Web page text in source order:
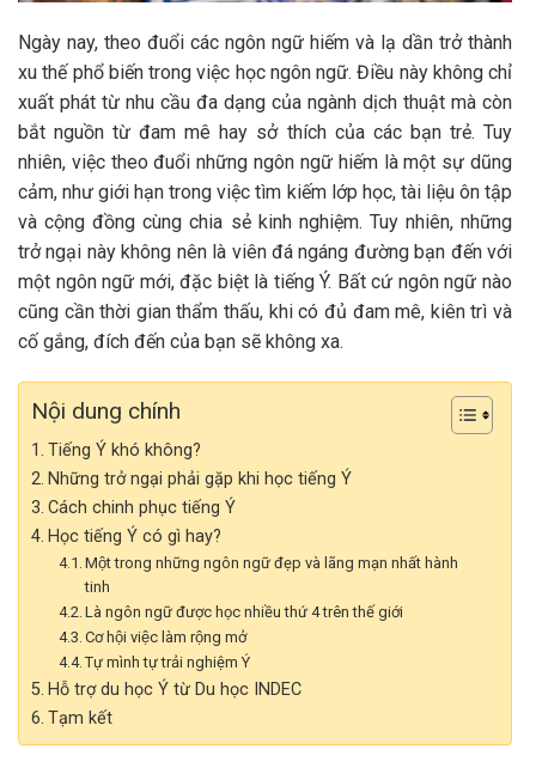
Ngày nay, theo đuổi các ngôn ngữ hiếm và lạ dần trở thành
xu thế phổ biến trong việc học ngôn ngữ. Điều này không chỉ
xuất phát từ nhu cầu đa dạng của ngành dịch thuật mà còn
bắt nguồn từ đam mê hay sở thích của các bạn trẻ. Tuy
nhiên, việc theo đuổi những ngôn ngữ hiếm là một sự dũng
cảm, như giới hạn trong việc tìm kiếm lớp học, tài liệu ôn tập
và cộng đồng cùng chia sẻ kinh nghiệm. Tuy nhiên, những
trở ngại này không nên là viên đá ngáng đường bạn đến với
một ngôn ngữ mới, đặc biệt là tiếng Ý. Bất cứ ngôn ngữ nào
cũng cần thời gian thẩm thấu, khi có đủ đam mê, kiên trì và
cố gắng, đích đến của bạn sẽ không xa.
Nội dung chính
Tiếng Ý khó không?
Những trở ngại phải gặp khi học tiếng Ý
Cách chinh phục tiếng Ý
Học tiếng Ý có gì hay?
Một trong những ngôn ngữ đẹp và lãng mạn nhất hành
tinh
Là ngôn ngữ được học nhiều thứ 4 trên thế giới
Cơ hội việc làm rộng mở
Tự mình tự trải nghiệm Ý
Hỗ trợ du học Ý từ Du học INDEC
Tạm kết